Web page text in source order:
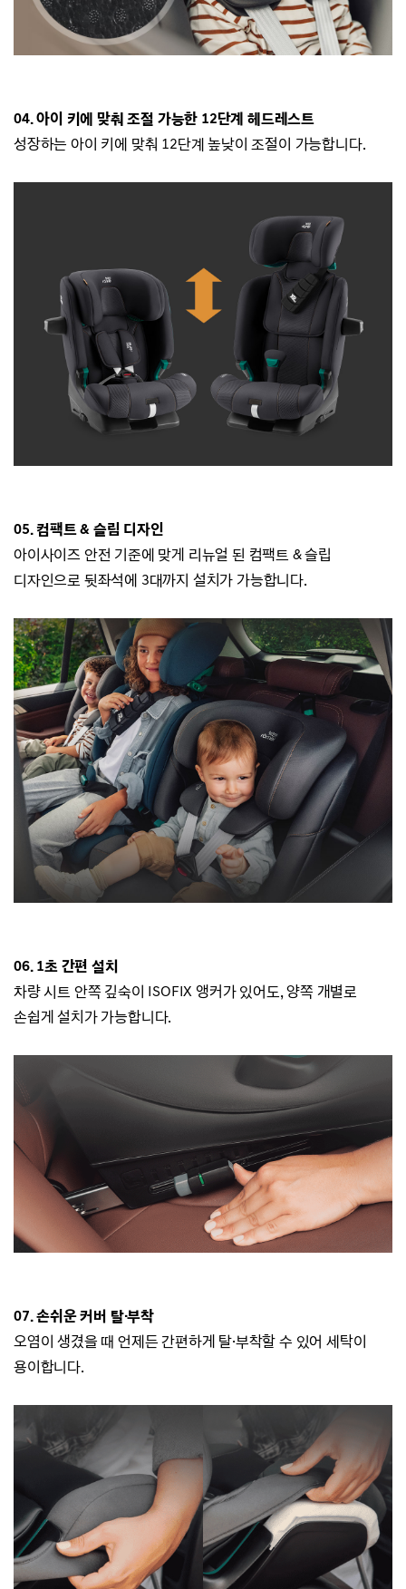
04. 아이 키에 맞춰 조절 가능한 12단계 헤드레스트
성장하는 아이 키에 맞춰 12단계 높낮이 조절이 가능합니다.
05. 컴팩트 & 슬림 디자인
아이사이즈 안전 기준에 맞게 리뉴얼 된 컴팩트 & 슬립
디자인으로 뒷좌석에 3대까지 설치가 가능합니다.
06. 1초 간편 설치
차량 시트 안쪽 깊숙이 ISOFIX 앵커가 있어도, 양쪽 개별로
손쉽게 설치가 가능합니다.
07. 손쉬운 커버 탈·부착
오염이 생겼을 때 언제든 간편하게 탈·부착할 수 있어 세탁이
용이합니다.